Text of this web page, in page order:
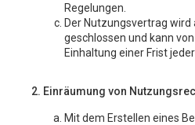
Regelungen.
Der Nutzungsvertrag
geschlossen und kann
Einhaltung einer Frist
2. Einräumung von
Mit dem Erstellen eines